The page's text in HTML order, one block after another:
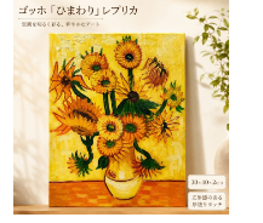
ゼント 送料無料 237170_ee